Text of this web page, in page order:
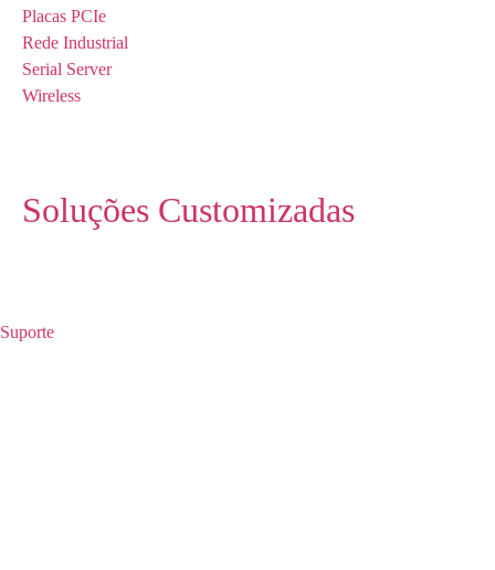
Placas PCIe
Rede Industrial
Serial Server
Wireless
Soluções Customizadas
Suporte